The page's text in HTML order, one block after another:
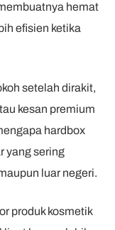
hemat
efisien ketika
setelah dirakit,
kesan premium
hardbox
yang sering
luar negeri.
produk kosmetik